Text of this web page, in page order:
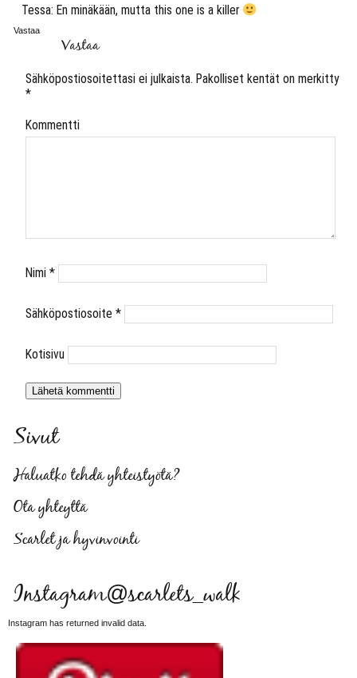
Tessa: En minäkään, mutta this one is a killer
Vastaa
Vastaa
Sähköpostiosoitettasi ei julkaista. Pakolliset kentät on merkitty
*
Kommentti
Nimi *
Sähköpostiosoite *
Kotisivu
Sivut
Haluatko tehdä yhteistyötä?
Ota yhteyttä
Scarlet ja hyvinvointi
Instagram@scarlets_walk
Instagram has returned invalid data.